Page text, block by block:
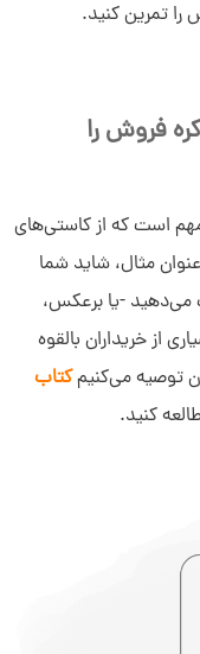
را تمرین کنید.
فروش را
است که از کاستی‌های
مثال، شاید شما
می‌دهید -یا برعکس،
از خریداران بالقوه
توصیه می‌کنیمکتاب
کنید.